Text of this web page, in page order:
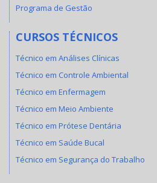
Programa de Gestão
CURSOS TÉCNICOS
Técnico em Análises Clínicas
Técnico em Controle Ambiental
Técnico em Enfermagem
Técnico em Meio Ambiente
Técnico em Prótese Dentária
Técnico em Saúde Bucal
Técnico em Segurança do Trabalho